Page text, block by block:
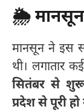
🌦️
मानसून ने इस
थी। लगातार
सितंबर से
प्रदेश से पूरी हो